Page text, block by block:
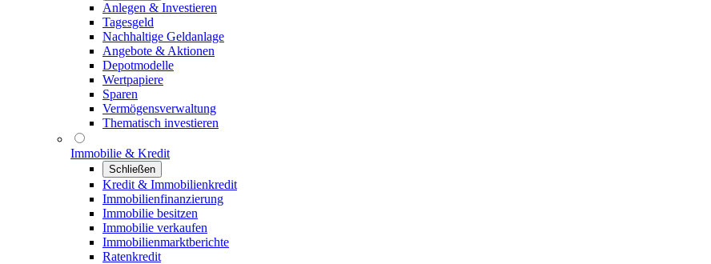
Anlegen & Investieren
Tagesgeld
Nachhaltige Geldanlage
Angebote & Aktionen
Depotmodelle
Wertpapiere
Sparen
Vermögensverwaltung
Thematisch investieren
Immobilie & Kredit
Schließen
Kredit & Immobilienkredit
Immobilienfinanzierung
Immobilie besitzen
Immobilie verkaufen
Immobilienmarktberichte
Ratenkredit